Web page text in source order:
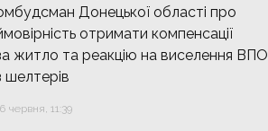
Донецької області про
отримати компенсації
житло та реакцію на виселення ВПО
шелтерів
червня, 11:39